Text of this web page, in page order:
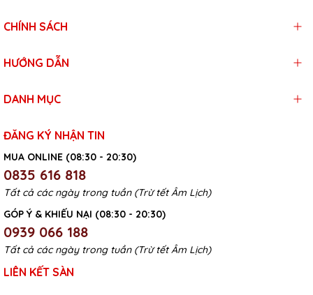
CHÍNH SÁCH
HƯỚNG DẪN
DANH MỤC
ĐĂNG KÝ NHẬN TIN
MUA ONLINE (08:30 - 20:30)
0835 616 818
Tất cả các ngày trong tuần (Trừ tết Âm Lịch)
GÓP Ý & KHIẾU NẠI (08:30 - 20:30)
0939 066 188
Tất cả các ngày trong tuần (Trừ tết Âm Lịch)
LIÊN KẾT SÀN